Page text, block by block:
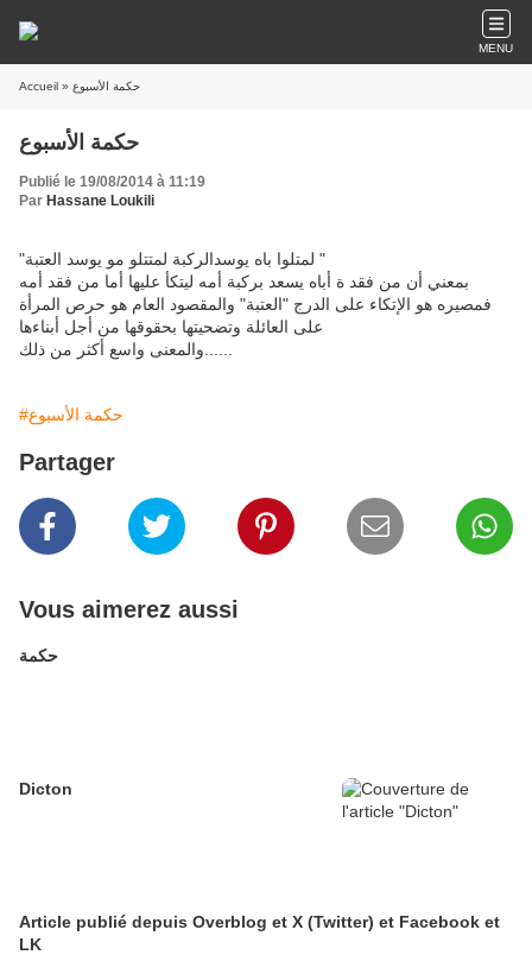
MENU
Accueil » حكمة الأسبوع
حكمة الأسبوع
Publié le 19/08/2014 à 11:19
Par Hassane Loukili
"لمتلوا باه يوسدالركبة لمتتلو مو يوسد العتبة "
بمعني أن من فقد ة أباه يسعد بركبة أمه ليتكأ عليها أما من فقد أمه
فمصيره هو الإتكاء على الدرج "العتبة" والمقصود العام هو حرص المرأة
على العائلة وتضحيتها بحقوقها من أجل أبناءها
#حكمة الأسبوع
Partager
Vous aimerez aussi
حكمة
Dicton
Article publié depuis Overblog et X (Twitter) et Facebook et
LK